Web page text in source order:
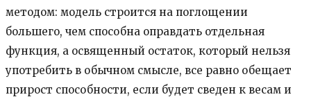
методом: модель строится на поглощении
большего, чем способна оправдать отдельная
функция, а освященный остаток, который нельзя
употребить в обычном смысле, все равно обещает
прирост способности, если будет сведен к весам и